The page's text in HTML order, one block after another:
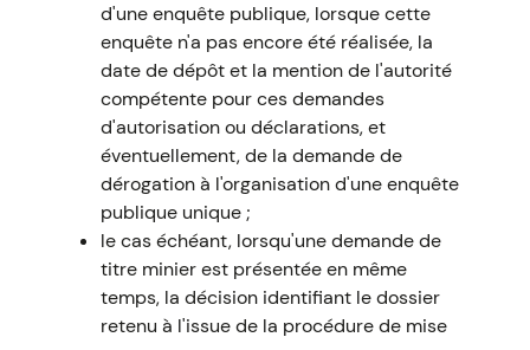
d'une enquête publique, lorsque cette
enquête n'a pas encore été réalisée, la
date de dépôt et la mention de l'autorité
compétente pour ces demandes
d'autorisation ou déclarations, et
éventuellement, de la demande de
dérogation à l'organisation d'une enquête
publique unique ;
le cas échéant, lorsqu'une demande de
titre minier est présentée en même
temps, la décision identifiant le dossier
retenu à l'issue de la procédure de mise